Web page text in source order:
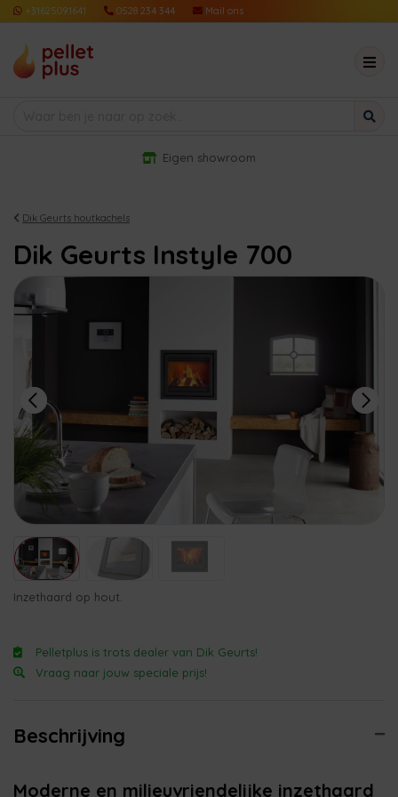
+31625091641 0528 234 344 Mail ons
Eigen showroom
Dik Geurts houtkachels
Dik Geurts Instyle 700
Inzethaard op hout.
Pelletplus is trots dealer van Dik Geurts!
Vraag naar jouw speciale prijs!
Beschrijving
Moderne en milieuvriendelijke inzethaard